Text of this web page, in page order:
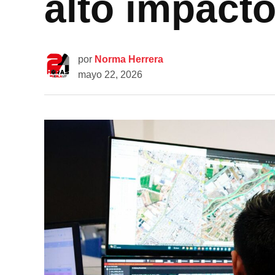
por Norma Herrera
mayo 22, 2026